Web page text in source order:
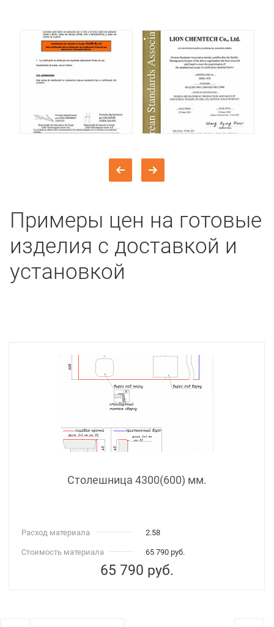
Примеры цен на готовые
изделия с доставкой и
установкой
Столешница 4300(600) мм.
Расход материала 2.58
Стоимость материала 65 790 руб.
65 790 руб.